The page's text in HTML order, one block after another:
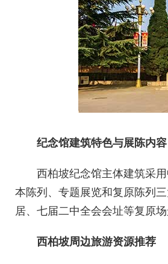
纪念馆建筑特色与展陈内容
西柏坡纪念馆主体建筑采用
本陈列、专题展览和复原陈列
居、七届二中全会会址等复原
西柏坡周边旅游资源推荐